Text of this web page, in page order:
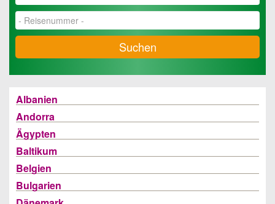
Suchen
Albanien
Andorra
Ägypten
Baltikum
Belgien
Bulgarien